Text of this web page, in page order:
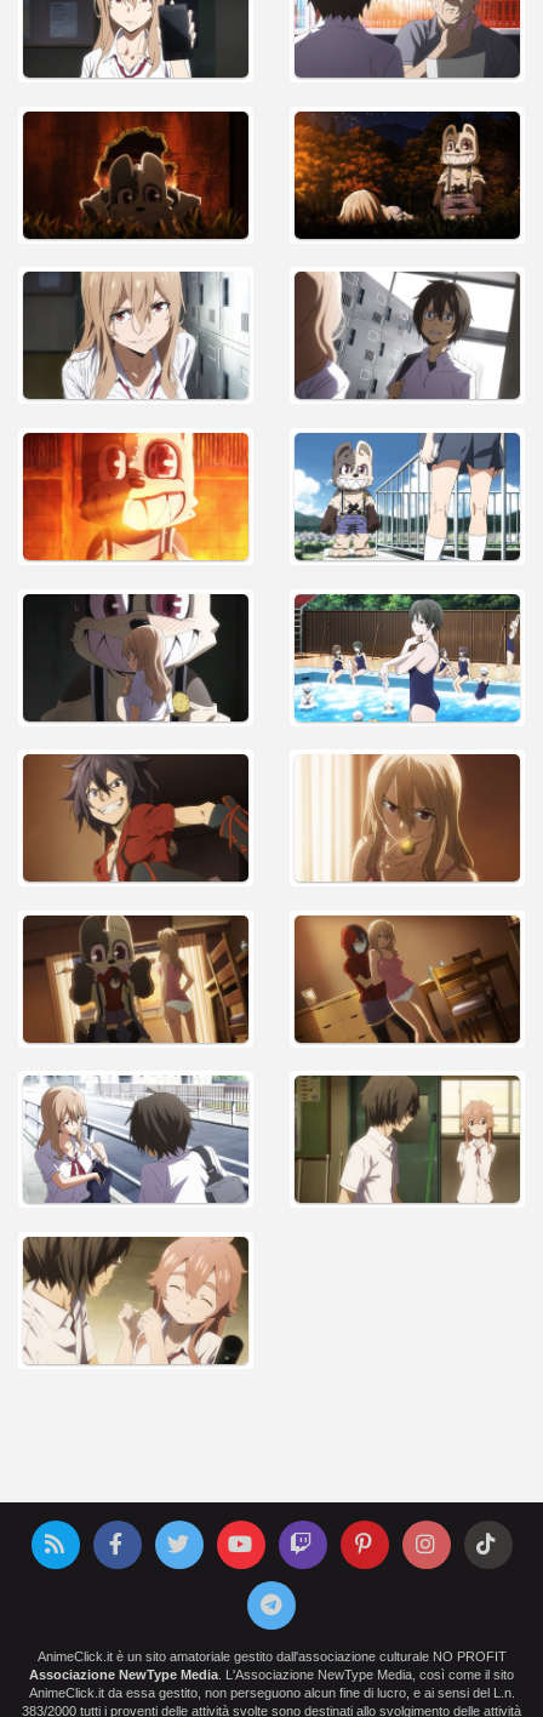
AnimeClick.it è un sito amatoriale gestito dall'associazione culturale NO PROFIT
Associazione NewType Media . L'Associazione NewType Media, così come il sito
AnimeClick.it da essa gestito, non perseguono alcun fine di lucro, e ai sensi del L.n.
383/2000 tutti i proventi delle attività svolte sono destinati allo svolgimento delle attività